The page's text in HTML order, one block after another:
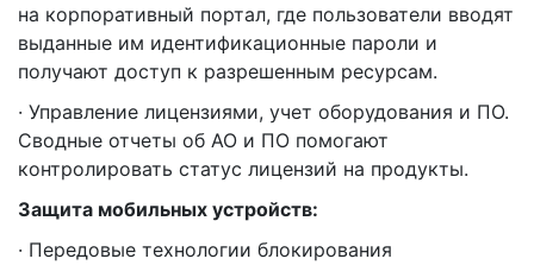
на корпоративный портал, где пользователи вводят
выданные им идентификационные пароли и
получают доступ к разрешенным ресурсам.
· Управление лицензиями, учет оборудования и ПО.
Сводные отчеты об АО и ПО помогают
контролировать статус лицензий на продукты.
Защита мобильных устройств:
· Передовые технологии блокирования